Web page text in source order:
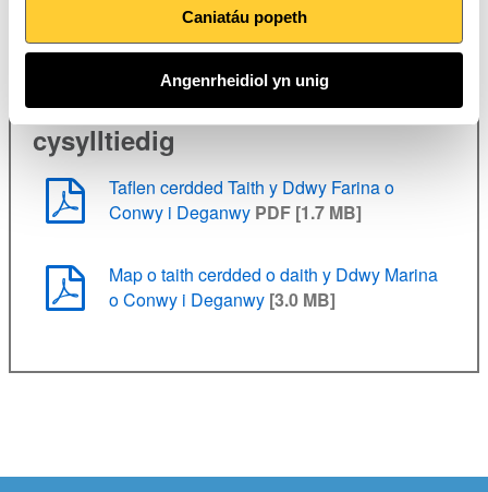
Caniatáu popeth
Angenrheidiol yn unig
eiconig hwn ar hyd morlin Gogledd Cymru.
Lawrlwythiadau dogfennau
cysylltiedig
Taflen cerdded Taith y Ddwy Farina o
Conwy i Deganwy PDF [1.7 MB]
Map o taith cerdded o daith y Ddwy Marina
o Conwy i Deganwy [3.0 MB]